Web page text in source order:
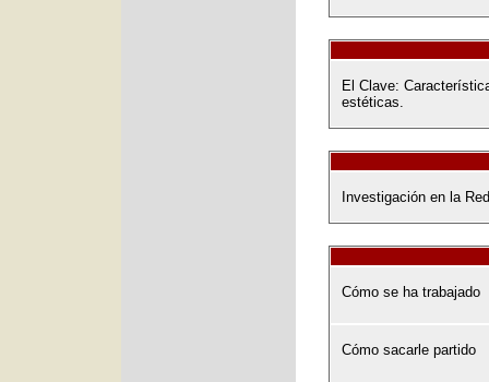
El Clave:
estéticas.
Investigación en la
Cómo se ha trabajado
Cómo sacarle partido